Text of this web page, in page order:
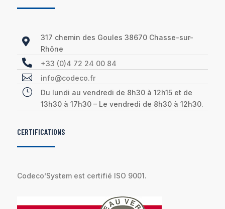

317 chemin des Goules 38670 Chasse-sur-
Rhône
 +33 (0)4 72 24 00 84
 info@codeco.fr
}
Du lundi au vendredi de 8h30 à 12h15 et de
13h30 à 17h30 – Le vendredi de 8h30 à 12h30.
CERTIFICATIONS
Codeco’System est certifié ISO 9001.